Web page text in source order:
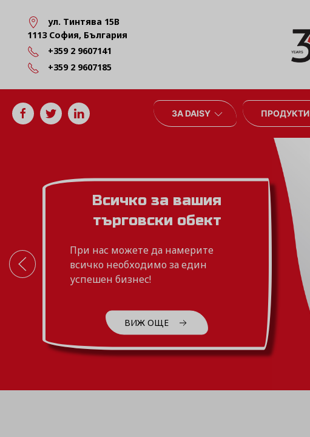
ул. Тинтява 15В
1113 София, България
+359 2 9607141
+359 2 9607185
ЗА DAISY ПРОДУКТИ
Бързо и качествено
обслужване
Вземете от нас нов касов апарат и
го получете за броени минути с
всички услуги включени в цената.
ВИЖ ОЩЕ